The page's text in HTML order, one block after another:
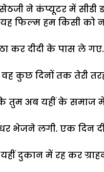
ने कंप्यूटर में सीडी
फिल्म हम किसी को
कर दीदी के पास ले
कुछ दिनों तक तेरी
तुम अब यहीं के समाज
भेजने लगी. एक दिन
दुकान में रह कर